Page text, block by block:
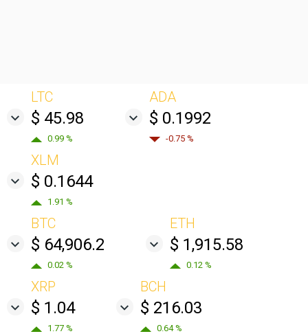
LTC
$ 45.98
0.99 %
ADA
$ 0.1992
-0.75 %
XLM
$ 0.1644
1.91 %
BTC
$ 64,906.2
0.02 %
ETH
$ 1,915.58
0.12 %
XRP
$ 1.04
1.77 %
BCH
$ 216.03
0.64 %